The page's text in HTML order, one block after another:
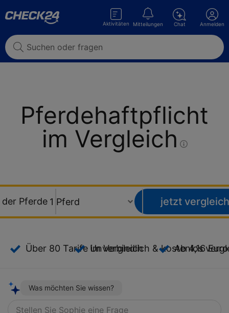
Aktivitäten Mitteilungen Chat Anmelden
Pferdehaftpflicht
im Vergleich
Pferde jetzt
Über 80 Tarife im VergleichUnverbindlich & kostenlos
Ab 4,16
Was möchten Sie wissen?